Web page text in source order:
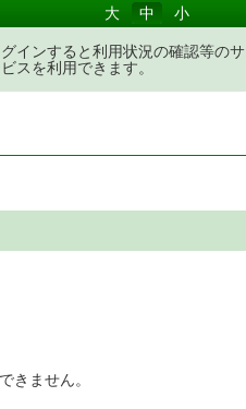
大 中 小
グインすると利用状況の確認等のサ
スを利用できます。
きません。